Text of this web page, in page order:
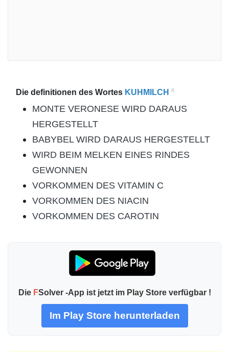
Die definitionen des Wortes KUHMILCH 6
MONTE VERONESE WIRD DARAUS
HERGESTELLT
BABYBEL WIRD DARAUS HERGESTELLT
WIRD BEIM MELKEN EINES RINDES
GEWONNEN
VORKOMMEN DES VITAMIN C
VORKOMMEN DES NIACIN
VORKOMMEN DES CAROTIN
Die FSolver -App ist jetzt im Play Store verfügbar !
Im Play Store herunterladen